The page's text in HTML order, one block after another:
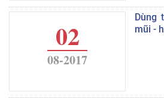
02
08-2017
Dùng
mũi -